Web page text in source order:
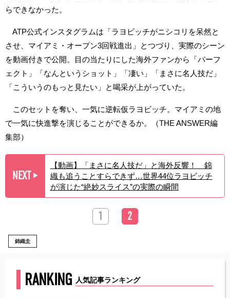
らできなかった。
ATP公式インスタグラムは「ラヨビッチがニシコリを呆然と
させ、マイアミ・オープン3回戦進出」とつづり、実際のシーン
を動画付きで公開。目の当たりにした海外ファンから「パーフ
ェクト」「なんというショット」「凄い」「まさに名人技だ」
「こういうのもっと見たい」と喝采が上がっていた。
このセットを奪い、一気に逆転仮ラヨビッチ。マイアミの地
で一気に快進撃を演じることができるか。（THE ANSWER編
集部）
NEXT ▶︎
【動画】「まさに名人技だ」と海外反響！ 錦
織も追うことすらできず…世界44位ラヨビッチ
が演じた“絶妙スライス”の実際の瞬間
1 2
錦織圭
RANKING 人気記事ランキング